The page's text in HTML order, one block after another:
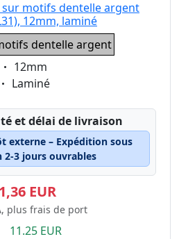
motifs dentelle argent
12mm, laminé
dentelle argent
Eigenschaft:
12mm
Eigenschaft:
Laminé
et délai de livraison
externe – Expédition sous
2-3 jours ouvrables
EUR
plus frais de port
11.25 EUR